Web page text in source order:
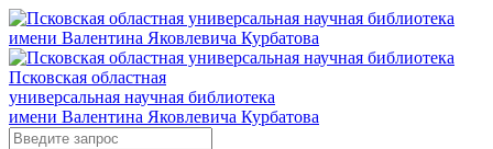
Псковская областная
универсальная научная библиотека
имени Валентина Яковлевича Курбатова